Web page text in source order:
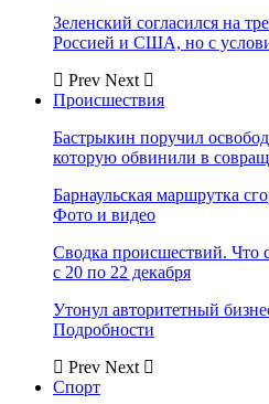
Зеленский согласился на
Россией и США, но с
Prev Next
Происшествия
Бастрыкин поручил
которую обвинили в
Барнаульская маршрутка
Фото и видео
Сводка происшествий. Что
с 20 по 22 декабря
Утонул авторитетный
Подробности
Prev Next
Спорт